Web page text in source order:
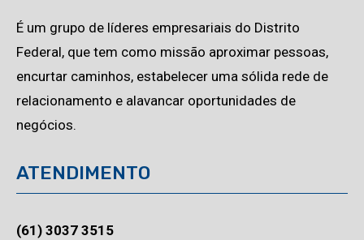
É um grupo de líderes empresariais do Distrito
Federal, que tem como missão aproximar pessoas,
encurtar caminhos, estabelecer uma sólida rede de
relacionamento e alavancar oportunidades de
negócios.
ATENDIMENTO
(61) 3037 3515